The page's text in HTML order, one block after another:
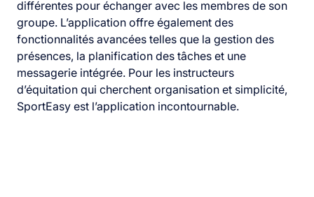
différentes pour échanger avec les membres de son
groupe. L’application offre également des
fonctionnalités avancées telles que la gestion des
présences, la planification des tâches et une
messagerie intégrée. Pour les instructeurs
d’équitation qui cherchent organisation et simplicité,
SportEasy est l’application incontournable.